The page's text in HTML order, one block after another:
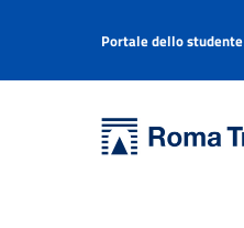
DANIELA BASTI - Università Roma Tre
Header info sidebar
Portale dello studente